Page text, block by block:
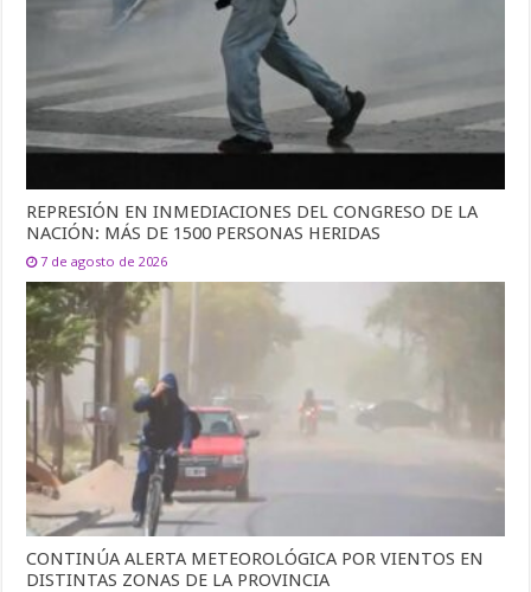
REPRESIÓN EN INMEDIACIONES DEL CONGRESO DE LA
NACIÓN: MÁS DE 1500 PERSONAS HERIDAS
7 de agosto de 2026
CONTINÚA ALERTA METEOROLÓGICA POR VIENTOS EN
DISTINTAS ZONAS DE LA PROVINCIA